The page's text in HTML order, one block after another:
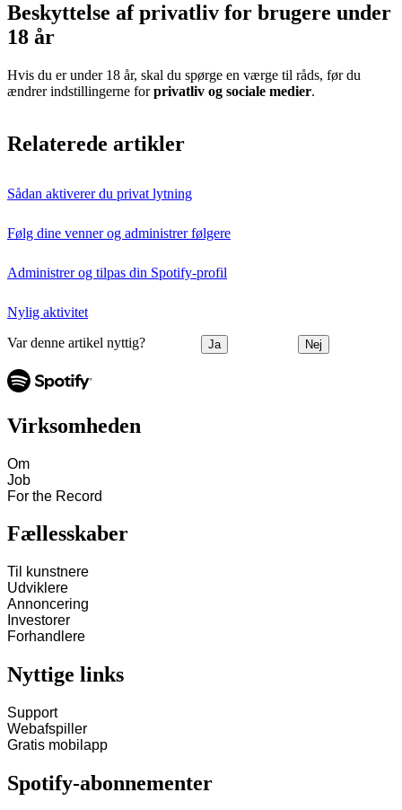
Beskyttelse af privatliv for brugere under
18 år
Hvis du er under 18 år, skal du spørge en værge til råds, før du
ændrer indstillingerne forprivatliv og sociale medier.
Relaterede artikler
Sådan aktiverer du privat lytning
Følg dine venner og administrer følgere
Administrer og tilpas din Spotify-profil
Nylig aktivitet
Var denne artikel nyttig? Ja Nej
Virksomheden
Om
Job
For the Record
Fællesskaber
Til kunstnere
Udviklere
Annoncering
Investorer
Forhandlere
Nyttige links
Support
Webafspiller
Gratis mobilapp
Spotify-abonnementer